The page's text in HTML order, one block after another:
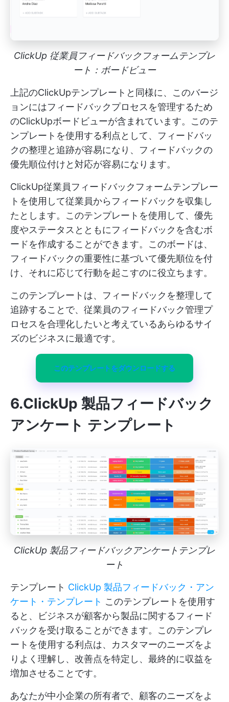
ClickUp 従業員フィードバックフォームテンプレ
ート：ボードビュー
上記のClickUpテンプレートと同様に、このバージ
ョンにはフィードバックプロセスを管理するため
のClickUpボードビューが含まれています。このテ
ンプレートを使用する利点として、フィードバッ
クの整理と追跡が容易になり、フィードバックの
優先順位付けと対応が容易になります。
ClickUp従業員フィードバックフォームテンプレー
トを使用して従業員からフィードバックを収集し
たとします。このテンプレートを使用して、優先
度やステータスとともにフィードバックを含むボ
ードを作成することができます。このボードは、
フィードバックの重要性に基づいて優先順位を付
け、それに応じて行動を起こすのに役立ちます。
このテンプレートは、フィードバックを整理して
追跡することで、従業員のフィードバック管理プ
ロセスを合理化したいと考えているあらゆるサイ
ズのビジネスに最適です。
このテンプレートをダウンロードする
6.ClickUp 製品フィードバック
アンケート テンプレート
ClickUp 製品フィードバックアンケートテンプレ
ート
テンプレート ClickUp 製品フィードバック・アン
ケート・テンプレート このテンプレートを使用す
ると、ビジネスが顧客から製品に関するフィード
バックを受け取ることができます。このテンプレ
ートを使用する利点は、カスタマーのニーズをよ
りよく理解し、改善点を特定し、最終的に収益を
増加させることです。
あなたが中小企業の所有者で、顧客のニーズをよ